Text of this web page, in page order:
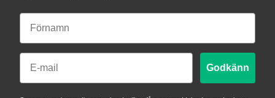
Email
Godkänn